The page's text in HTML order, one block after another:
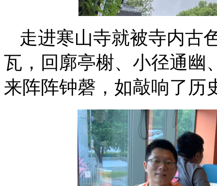
走进寒山寺就被寺内古
瓦，回廓亭榭、小径通幽
来阵阵钟磬，如敲响了历